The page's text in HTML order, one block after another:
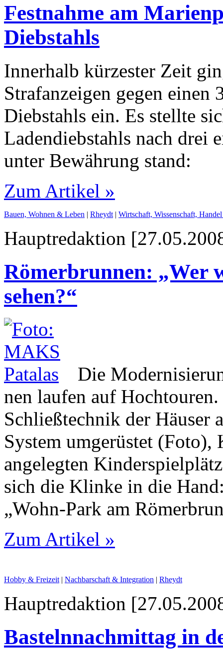
Festnahme am
Diebstahls
Innerhalb kürzester Zeit
Strafanzeigen gegen einen
Diebstahls ein. Es stellte
Ladendiebstahls nach drei
unter Bewährung stand:
Zum Artikel »
Bauen, Wohnen & Leben | Rheydt | Wirtschaft, Wissenschaft,
Hauptredaktion
Römerbrunnen: „Wer
sehen?“
Die
nen laufen auf
Schließtechnik der Häuser
System umgerüstet (Foto),
angelegten
sich die Klinke in die
„Wohn-Park am
Zum Artikel »
Hobby & Freizeit| Nachbarschaft & Integration | Rheydt
Hauptredaktion
Bastelnnachmittag in